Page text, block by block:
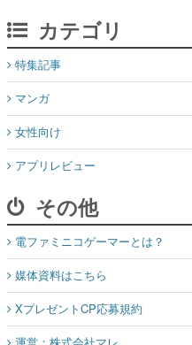
カテゴリ
特集記事
マンガ
女性向け
アプリレビュー
その他
電ファミニコゲーマーとは？
媒体資料はこちら
XプレゼントCP応募規約